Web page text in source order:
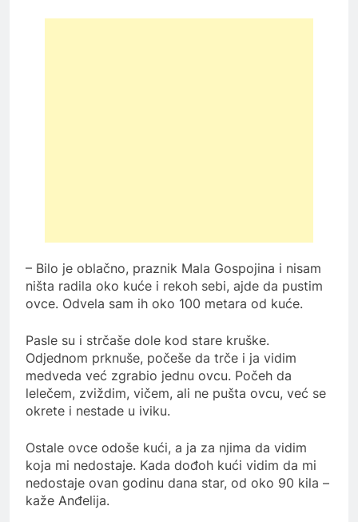
– Bilo je oblačno, praznik Mala Gospojina i nisam
ništa radila oko kuće i rekoh sebi, ajde da pustim
ovce. Odvela sam ih oko 100 metara od kuće.
Pasle su i strčaše dole kod stare kruške.
Odjednom prknuše, počeše da trče i ja vidim
medveda već zgrabio jednu ovcu. Počeh da
lelečem, zviždim, vičem, ali ne pušta ovcu, već se
okrete i nestade u iviku.
Ostale ovce odoše kući, a ja za njima da vidim
koja mi nedostaje. Kada dođoh kući vidim da mi
nedostaje ovan godinu dana star, od oko 90 kila –
kaže Anđelija.